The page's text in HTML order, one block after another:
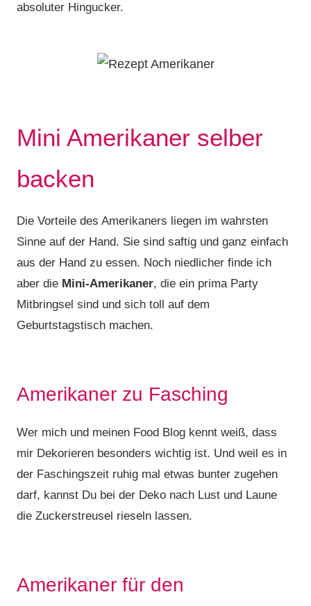
absoluter Hingucker.
Mini Amerikaner selber
backen
Die Vorteile des Amerikaners liegen im wahrsten
Sinne auf der Hand. Sie sind saftig und ganz einfach
aus der Hand zu essen. Noch niedlicher finde ich
aber die Mini-Amerikaner, die ein prima Party
Mitbringsel sind und sich toll auf dem
Geburtstagstisch machen.
Amerikaner zu Fasching
Wer mich und meinen Food Blog kennt weiß, dass
mir Dekorieren besonders wichtig ist. Und weil es in
der Faschingszeit ruhig mal etwas bunter zugehen
darf, kannst Du bei der Deko nach Lust und Laune
die Zuckerstreusel rieseln lassen.
Amerikaner für den